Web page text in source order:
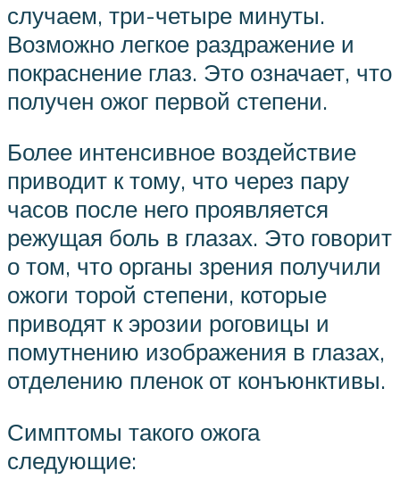
случаем, три-четыре минуты.
Возможно легкое раздражение и
покраснение глаз. Это означает, что
получен ожог первой степени.
Более интенсивное воздействие
приводит к тому, что через пару
часов после него проявляется
режущая боль в глазах. Это говорит
о том, что органы зрения получили
ожоги торой степени, которые
приводят к эрозии роговицы и
помутнению изображения в глазах,
отделению пленок от конъюнктивы.
Симптомы такого ожога
следующие: